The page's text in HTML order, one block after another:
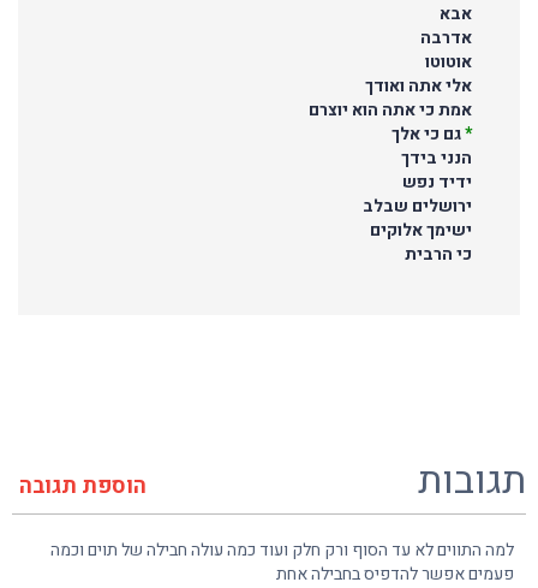
אבא
אדרבה
אוטוטו
אלי אתה ואודך
אמת כי אתה הוא יוצרם
*גם כי אלך
הנני בידך
ידיד נפש
ירושלים שבלב
ישימך אלוקים
כי הרבית
תגובות הוספת תגובה
למה התווים לא עד הסוף ורק חלק ועוד כמה עולה חבילה של תוים וכמה
פעמים אפשר להדפיס בחבילה אחת